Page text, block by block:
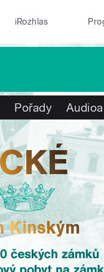
iRozhlas
Pořady